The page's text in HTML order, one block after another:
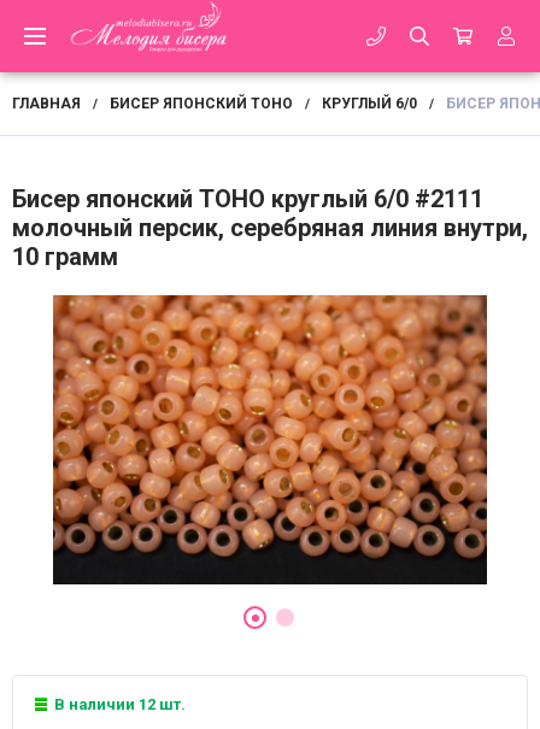
ГЛАВНАЯ / БИСЕР ЯПОНСКИЙ TOHO / КРУГЛЫЙ 6/0 / БИСЕР
Бисер японский TOHO круглый 6/0 #2111
молочный персик, серебряная линия внутри,
10 грамм
В наличии 12 шт.